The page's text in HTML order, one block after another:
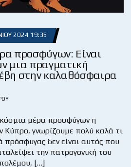
2024 19:35
προσφύγων: Είναι
μια πραγματική
στην καλαθόσφαιρα
μέρα προσφύγων η
Κύπρο, γνωρίζουμε πολύ καλά τι
πρόσφυγας δεν είναι αυτός που
την πατρογονική του
[…]